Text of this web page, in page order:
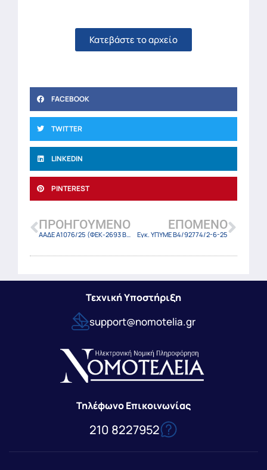
Κατεβάστε το αρχείο
FACEBOOK
TWITTER
LINKEDIN
PINTEREST
ΠΡΟΗΓΟΎΜΕΝΟ
ΑΑΔΕ A1076/25 (ΦΕΚ-2693 Β/30-5-25)
ΕΠΌΜΕΝΟ
Εγκ. ΥΠΥΜΕ Β4/92774/2-6-25
Τεχνική Υποστήριξη
support@nomotelia.gr
Τηλέφωνο Επικοινωνίας
210 8227952